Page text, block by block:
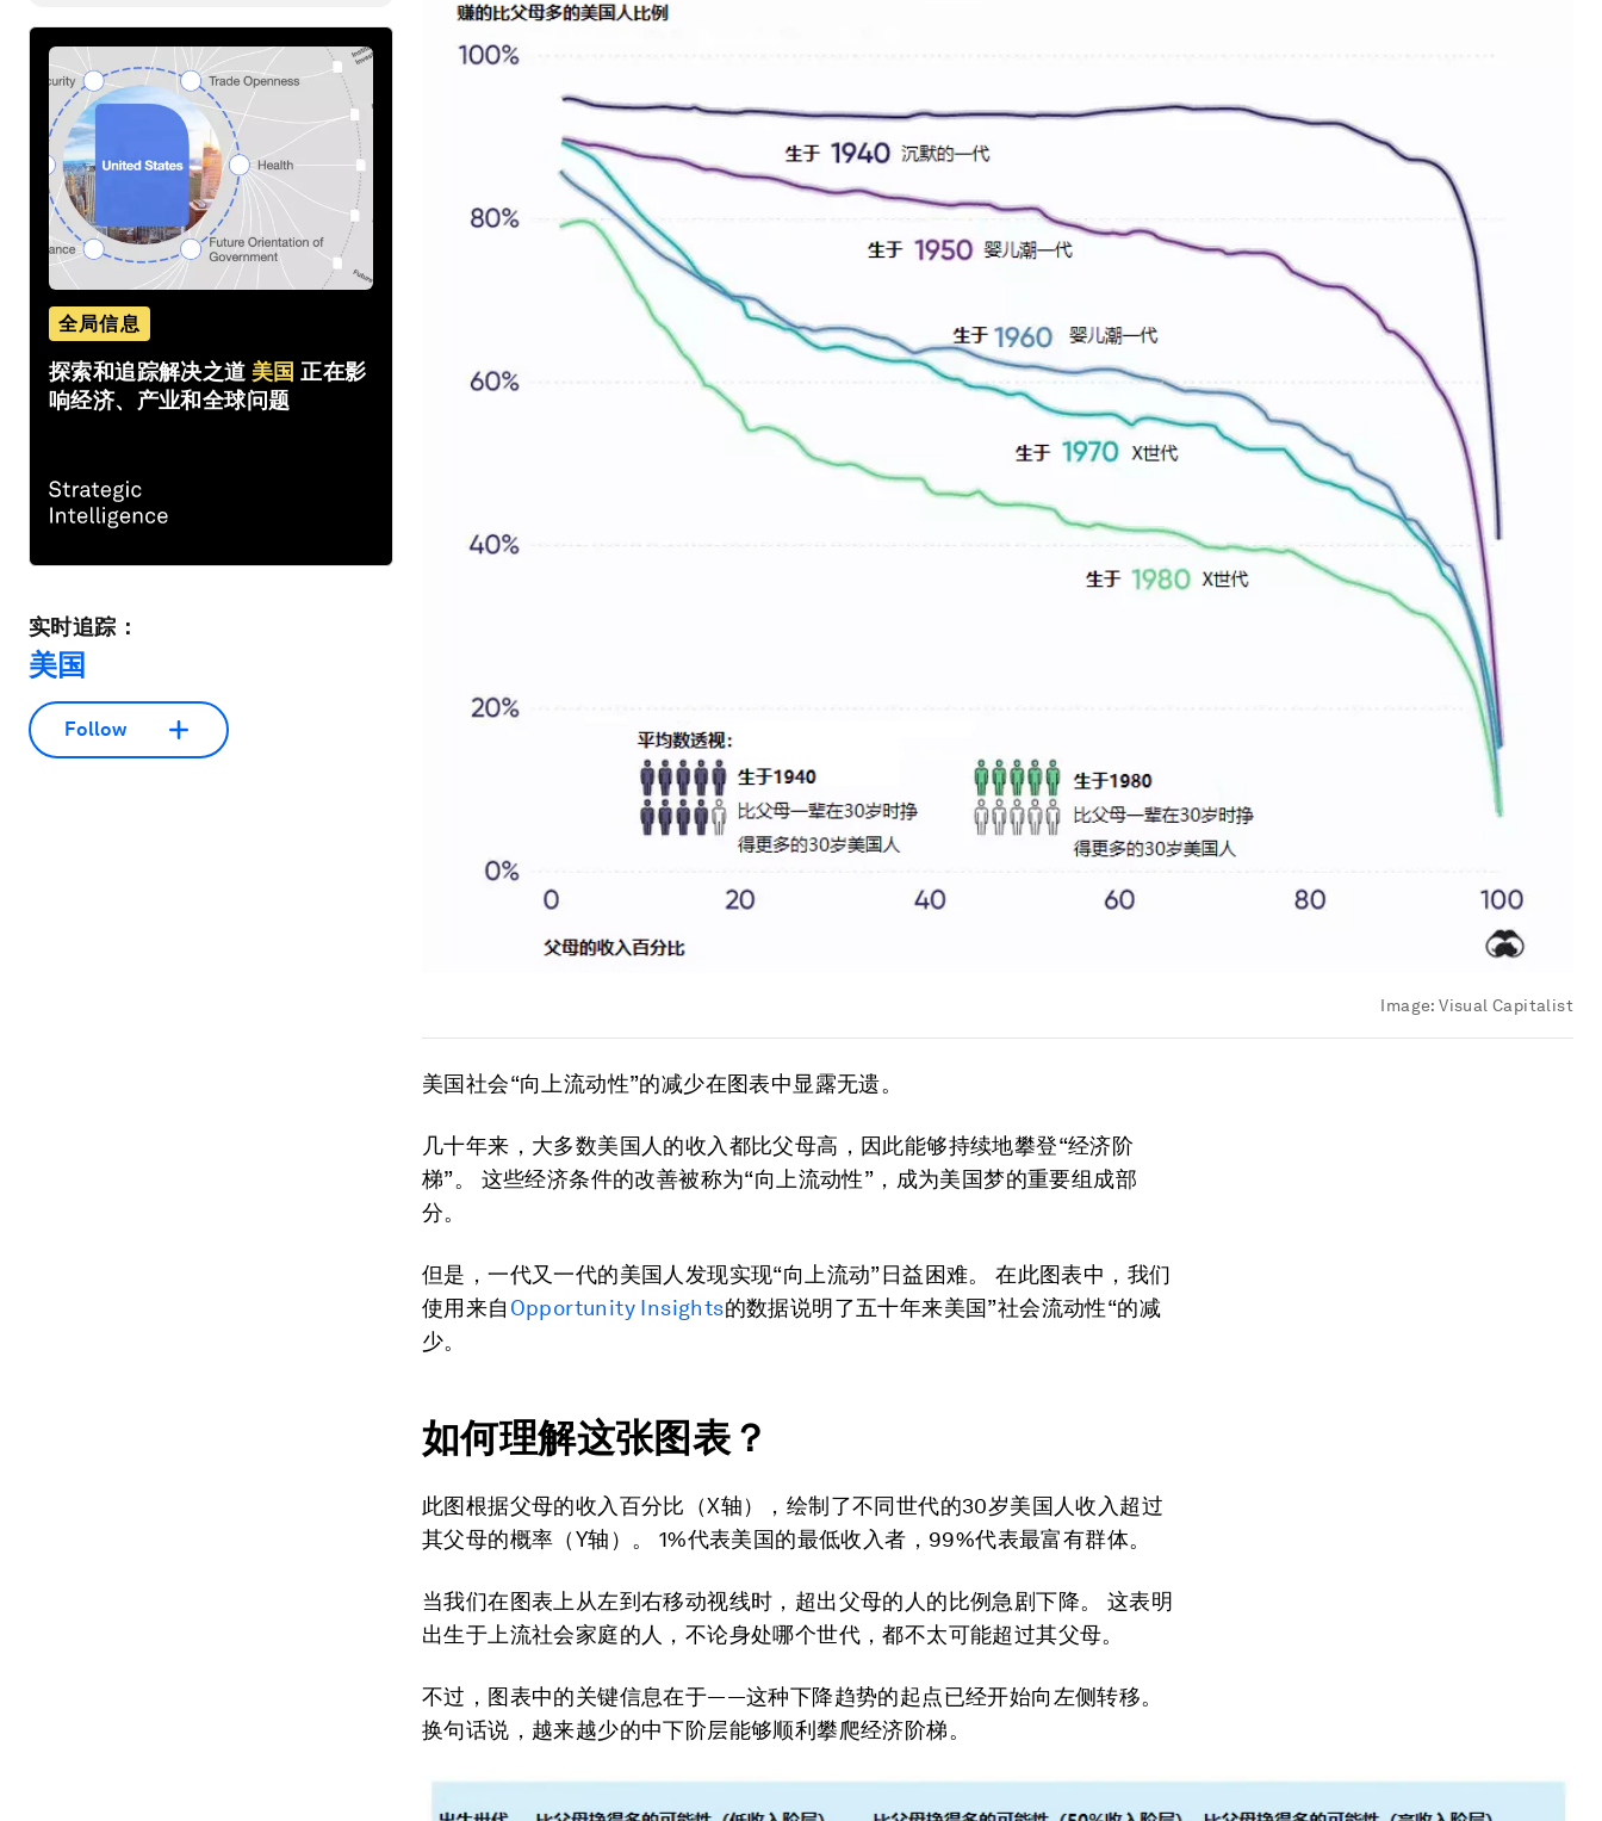
全局信息
探索和追踪解决之道 美国 正在影
响经济、产业和全球问题
实时追踪：
美国
Follow
Image:Visual Capitalist
美国社会“向上流动性”的减少在图表中显露无遗。
几十年来，大多数美国人的收入都比父母高，因此能够持续地攀登“经济阶
梯”。 这些经济条件的改善被称为“向上流动性”，成为美国梦的重要组成部
分。
但是，一代又一代的美国人发现实现“向上流动”日益困难。 在此图表中，我们
使用来自 Opportunity Insights的数据说明了五十年来美国”社会流动性“的减
少。
如何理解这张图表？
此图根据父母的收入百分比（X轴），绘制了不同世代的30岁美国人收入超过
其父母的概率（Y轴）。 1%代表美国的最低收入者，99%代表最富有群体。
当我们在图表上从左到右移动视线时，超出父母的人的比例急剧下降。 这表明
出生于上流社会家庭的人，不论身处哪个世代，都不太可能超过其父母。
不过，图表中的关键信息在于——这种下降趋势的起点已经开始向左侧转移。
换句话说，越来越少的中下阶层能够顺利攀爬经济阶梯。